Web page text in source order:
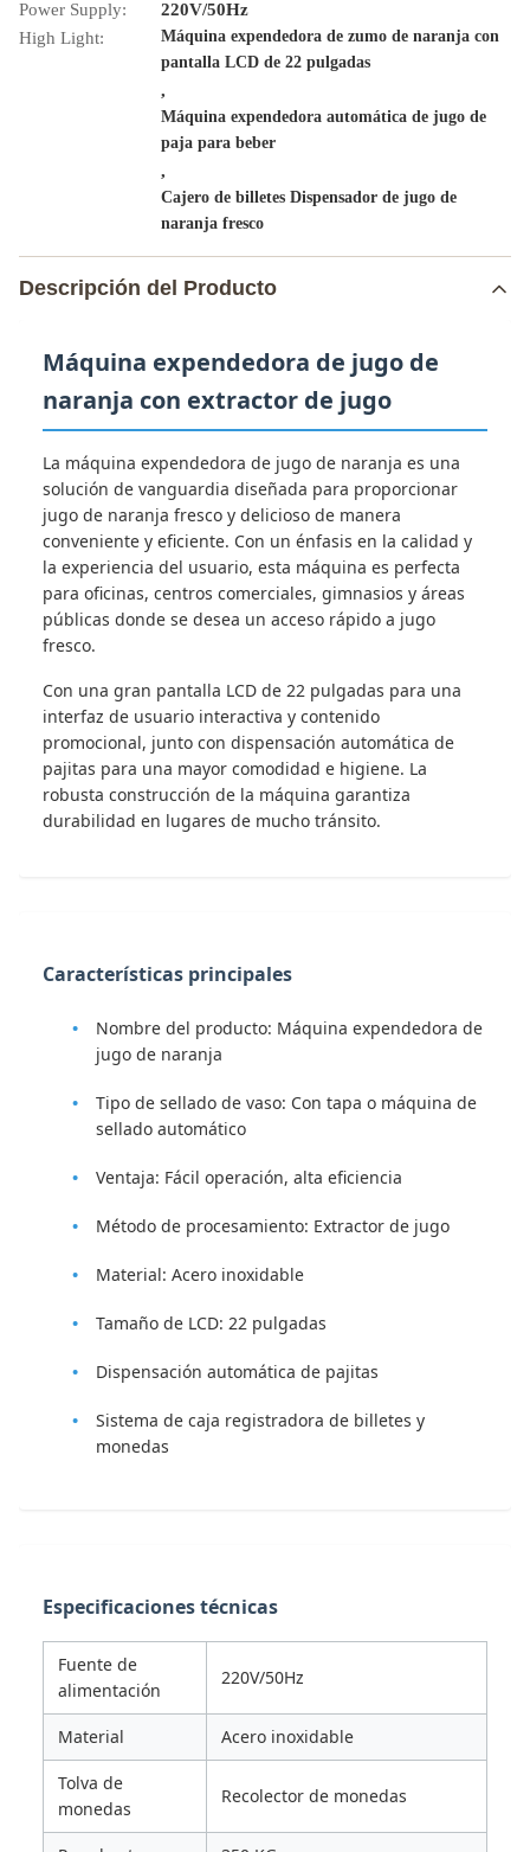
Power Supply:
220V/50Hz
High Light:
Máquina expendedora de zumo de naranja con
pantalla LCD de 22 pulgadas
,
Máquina expendedora automática de jugo de
paja para beber
,
Cajero de billetes Dispensador de jugo de
naranja fresco
Descripción del Producto
Máquina expendedora de jugo de
naranja con extractor de jugo
La máquina expendedora de jugo de naranja es una
solución de vanguardia diseñada para proporcionar
jugo de naranja fresco y delicioso de manera
conveniente y eficiente. Con un énfasis en la calidad y
la experiencia del usuario, esta máquina es perfecta
para oficinas, centros comerciales, gimnasios y áreas
públicas donde se desea un acceso rápido a jugo
fresco.
Con una gran pantalla LCD de 22 pulgadas para una
interfaz de usuario interactiva y contenido
promocional, junto con dispensación automática de
pajitas para una mayor comodidad e higiene. La
robusta construcción de la máquina garantiza
durabilidad en lugares de mucho tránsito.
Características principales
Nombre del producto: Máquina expendedora de
jugo de naranja
Tipo de sellado de vaso: Con tapa o máquina de
sellado automático
Ventaja: Fácil operación, alta eficiencia
Método de procesamiento: Extractor de jugo
Material: Acero inoxidable
Tamaño de LCD: 22 pulgadas
Dispensación automática de pajitas
Sistema de caja registradora de billetes y
monedas
Especificaciones técnicas
Fuente de
alimentación
220V/50Hz
Material Acero inoxidable
Tolva de
monedas
Recolector de monedas